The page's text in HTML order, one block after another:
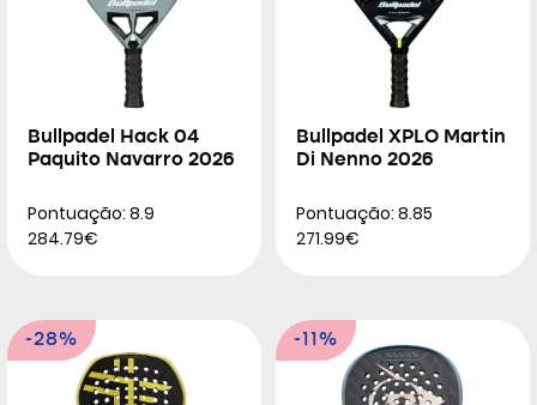
Bullpadel Hack 04
Paquito Navarro 2026
Pontuação: 8.9
284.79€
Bullpadel XPLO Martin
Di Nenno 2026
Pontuação: 8.85
271.99€
-28% -11%